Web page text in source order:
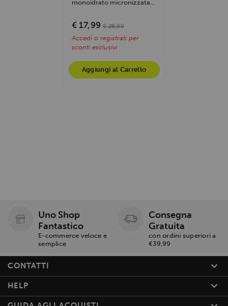
monoidrato micronizzata
prestazioni...
€ 17,99 € 29,90
Accedi o registrati per
sconti esclusivi
Aggiungi al Carrello
Uno Shop
Fantastico
E-commerce veloce e
semplice
Consegna
Gratuita
con ordini superiori a
€39,99
CONTATTI
HELP